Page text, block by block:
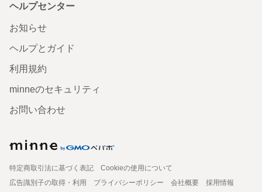
ヘルプセンター
お知らせ
ヘルプとガイド
利用規約
minneのセキュリティ
お問い合わせ
特定商取引法に基づく表記
Cookieの使用について
広告識別子の取得・利用
プライバシーポリシー 会社概要
採用情報